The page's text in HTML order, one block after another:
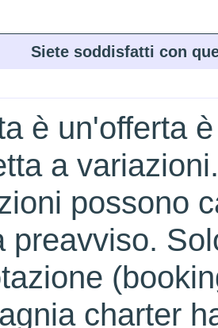
Siete soddisfatti con
è un'offerta
a
possono
preavviso.
charter